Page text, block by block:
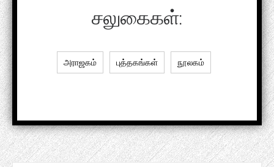
சலுகைகள்:
அராஜகம் புத்தகங்கள் நூலகம்